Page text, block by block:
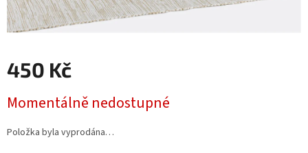
450 Kč
cena:
Momentálně nedostupné
Položka byla vyprodána…